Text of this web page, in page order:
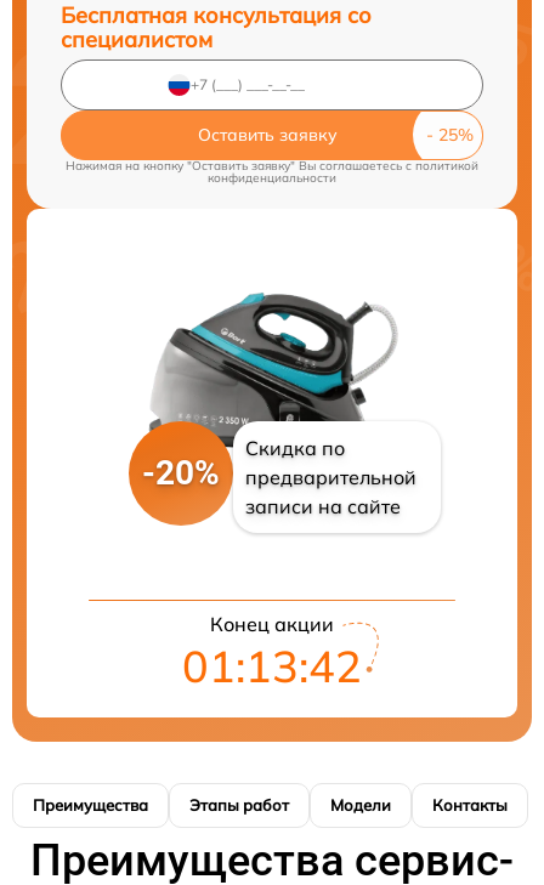
Бесплатная консультация со
специалистом
Оставить заявку
Нажимая на кнопку "Оставить заявку" Вы соглашаетесь cполитикой
конфиденциальности
-20%
Скидка по
предварительной
записи на сайте
Конец акции
01:13:41
Преимущества Этапы работ Модели Контакты
Преимущества сервис-